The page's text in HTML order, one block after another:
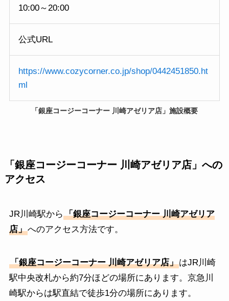
10:00～20:00
公式URL
https://www.cozycorner.co.jp/shop/0442451850.ht
ml
「銀座コージーコーナー 川崎アゼリア店」施設概要
「銀座コージーコーナー 川崎アゼリア店」への
アクセス
JR川崎駅から 「銀座コージーコーナー 川崎アゼリア
店」へのアクセス方法です。
「銀座コージーコーナー 川崎アゼリア店」はJR川崎
駅中央改札から約7分ほどの場所にあります。京急川
崎駅からは駅直結で徒歩1分の場所にあります。